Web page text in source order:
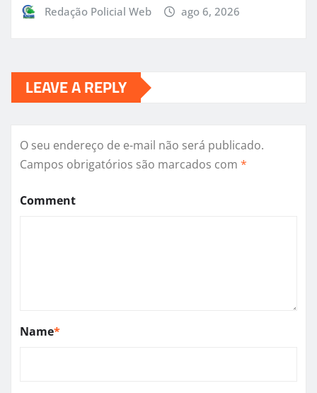
Redação Policial Web ago 6, 2026
LEAVE A REPLY
O seu endereço de e-mail não será publicado.
Campos obrigatórios são marcados com *
Comment
Name*